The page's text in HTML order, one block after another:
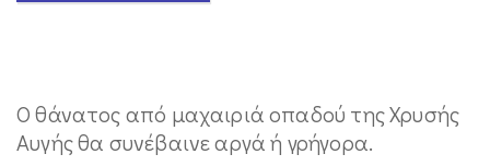
Ο θάνατος από μαχαιριά οπαδού της Χρυσής
Αυγής θα συνέβαινε αργά ή γρήγορα.